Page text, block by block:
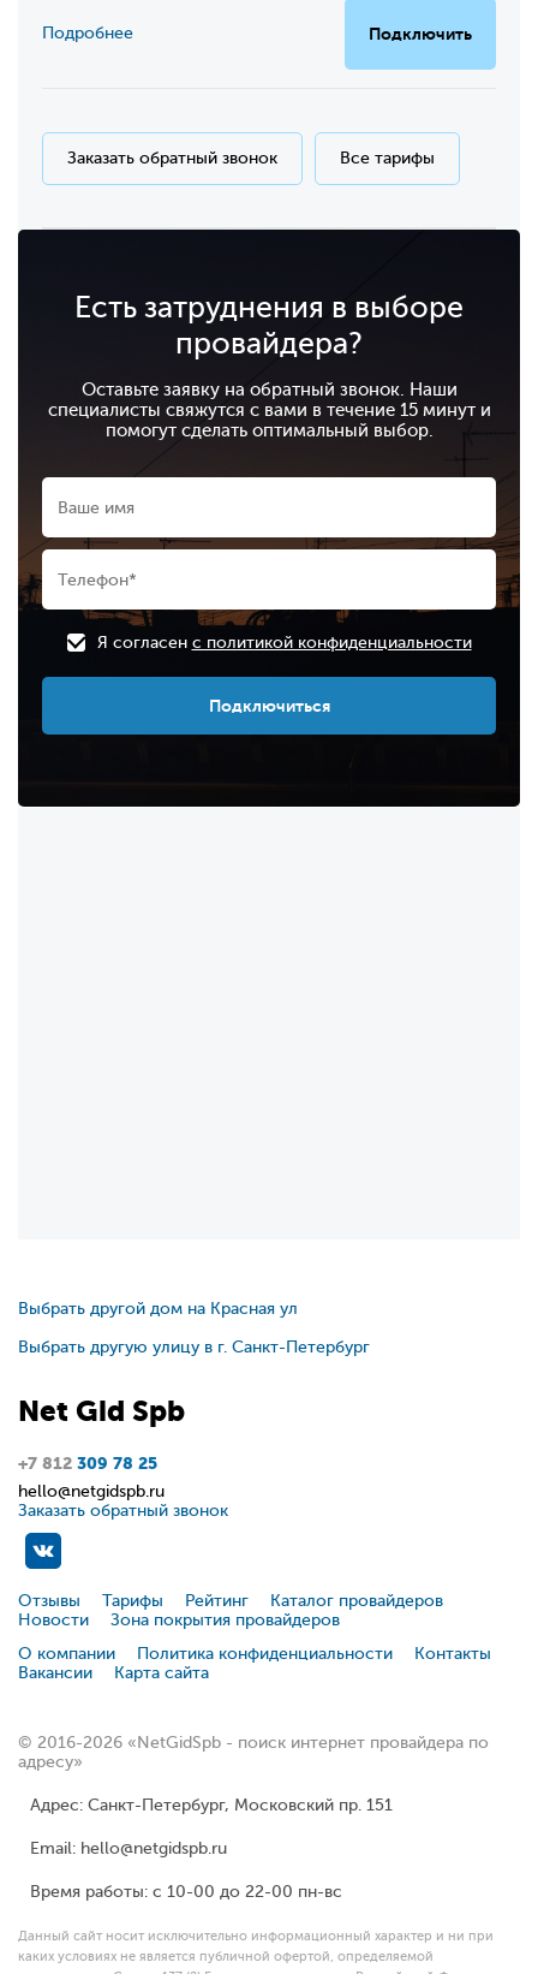
Подключить
Подробнее
Заказать обратный звонок Все тарифы
Есть затруднения в выборе
провайдера?
Оставьте заявку на обратный звонок. Наши
специалисты свяжутся с вами в течение 15 минут и
помогут сделать оптимальный выбор.
Я согласен с политикой конфиденциальности
Подключиться
Выбрать другой дом на Красная ул
Выбрать другую улицу в г. Санкт-Петербург
Net Gid Spb
+7 812 309 78 25
hello@netgidspb.ru
Заказать обратный звонок
Отзывы Тарифы Рейтинг
Каталог провайдеров
Новости
Зона покрытия провайдеров
О компании
Политика конфиденциальности
Контакты
Вакансии
Карта сайта
© 2016-2026 «NetGidSpb - поиск интернет провайдера по
адресу»
Адрес: Санкт-Петербург, Московский пр. 151
Email: hello@netgidspb.ru
Время работы: с 10-00 до 22-00 пн-вс
Данный сайт носит исключительно информационный характер и ни при
каких условиях не является публичной офертой, определяемой